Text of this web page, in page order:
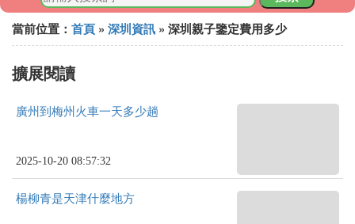
當前位置： 首頁 » 深圳資訊 » 深圳親子鑒定費用多少
擴展閱讀
廣州到梅州火車一天多少趟
2025-10-20 08:57:32
楊柳青是天津什麼地方